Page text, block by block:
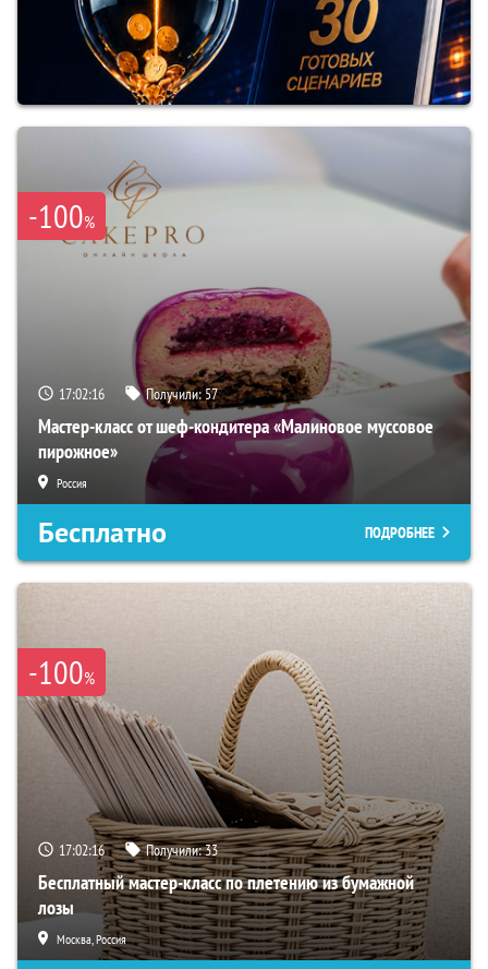
-100%
17:02:15 Получили:57
Мастер-класс от шеф-кондитера «Малиновое муссовое
пирожное»
Россия
Бесплатно ПОДРОБНЕЕ
-100%
17:02:15 Получили:33
Бесплатный мастер-класс по плетению из бумажной
лозы
Москва, Россия